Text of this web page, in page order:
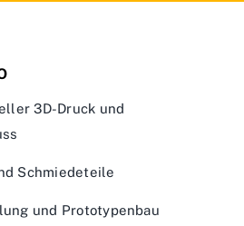
3D-Druck und
Schmiedeteile
und Prototypenbau